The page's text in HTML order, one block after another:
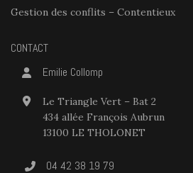
Gestion des conflits – Contentieux
CONTACT
Emilie Collomp
Le Triangle Vert – Bat 2
434 allée François Aubrun
13100 LE THOLONET
04 42 38 19 79